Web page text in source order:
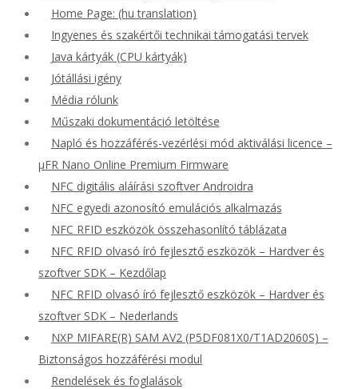
Home Page: (hu translation)
Ingyenes és szakértői technikai támogatási tervek
Java kártyák (CPU kártyák)
Jótállási igény
Média rólunk
Műszaki dokumentáció letöltése
Napló és hozzáférés-vezérlési mód aktiválási licence –
μFR Nano Online Premium Firmware
NFC digitális aláírási szoftver Androidra
NFC egyedi azonosító emulációs alkalmazás
NFC RFID eszközök összehasonlító táblázata
NFC RFID olvasó író fejlesztő eszközök – Hardver és
szoftver SDK – Kezdőlap
NFC RFID olvasó író fejlesztő eszközök – Hardver és
szoftver SDK – Nederlands
NXP MIFARE(R) SAM AV2 (P5DF081X0/T1AD2060S) –
Biztonságos hozzáférési modul
Rendelések és foglalások